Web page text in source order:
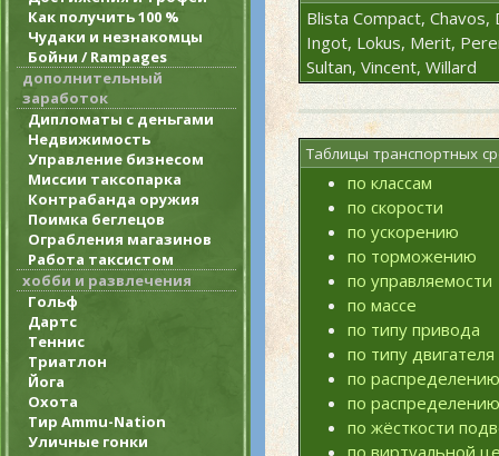
Как получить 100 %
Чудаки и незнакомцы
Бойни / Rampages
дополнительный
заработок
Дипломаты с деньгами
Недвижимость
Управление бизнесом
Миссии таксопарка
Контрабанда оружия
Поимка беглецов
Ограбления магазинов
Работа таксистом
хобби и развлечения
Гольф
Дартс
Теннис
Триатлон
Йога
Охота
Тир Ammu-Nation
Уличные гонки
Blista Compact,
Ingot, Lokus, Merit,
Sultan, Vincent, Willard
Таблицы транспортных
по классам
по скорости
по ускорению
по торможению
по управляемости
по массе
по типу привода
по типу двигателя
по
по
по жёсткости